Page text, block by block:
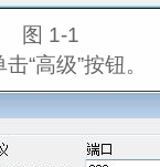
1‑1
“高级”按钮。